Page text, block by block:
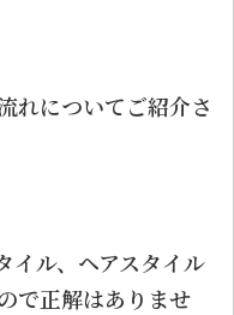
れについてご紹介さ
イル、ヘアスタイル
で正解はありませ